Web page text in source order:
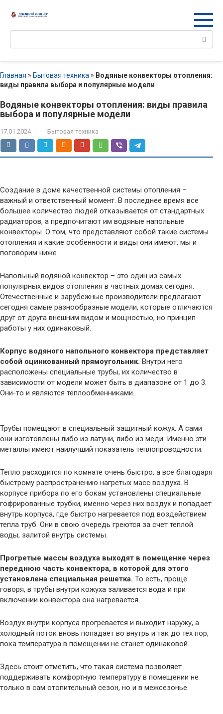
Поиск:
Главная » Бытовая техника » Водяные конвекторы отопления:
виды правила выбора и популярные модели
Водяные конвекторы отопления: виды правила
выбора и популярные модели
17.01.2024 Бытовая техника
Создание в доме качественной системы отопления –
важный и ответственный момент. В последнее время все
большее количество людей отказывается от стандартных
радиаторов, а предпочитают им водяные напольные
конвекторы. О том, что представляют собой такие системы
отопления и какие особенности и виды они имеют, мы и
поговорим ниже.
Напольный водяной конвектор – это один из самых
популярных видов отопления в частных домах сегодня.
Отечественные и зарубежные производители предлагают
сегодня самые разнообразные модели, которые отличаются
друг от друга внешним видом и мощностью, но принцип
работы у них одинаковый.
Корпус водяного напольного конвектора представляет
собой оцинкованный прямоугольник. Внутри него
расположены специальные трубы, их количество в
зависимости от модели может быть в диапазоне от 1 до 3.
Они-то и являются теплообменниками.
Трубы помещают в специальный защитный кожух. А сами
они изготовлены либо из латуни, либо из меди. Именно эти
металлы имеют наилучший показатель теплопроводности.
Тепло расходится по комнате очень быстро, а все благодаря
быстрому распространению нагретых масс воздуха. В
корпусе прибора по его бокам установлены специальные
гофрированные трубки, именно через них воздух и попадает
внутрь корпуса, где быстро нагревается под воздействием
тепла труб. Они в свою очередь греются за счет теплой
воды, залитой внутрь системы.
Прогретые массы воздуха выходят в помещение через
переднюю часть конвектора, в которой для этого
установлена специальная решетка. То есть, проще
говоря, в трубы внутри кожуха заливается вода и при
включении конвектора она нагревается.
Воздух внутри корпуса прогревается и выходит наружу, а
холодный поток вновь попадает во внутрь и так до тех пор,
пока температура в помещении не станет одинаковой.
Здесь стоит отметить, что такая система позволяет
поддерживать комфортную температуру в помещении не
только в сам отопительный сезон, но и в межсезонье.